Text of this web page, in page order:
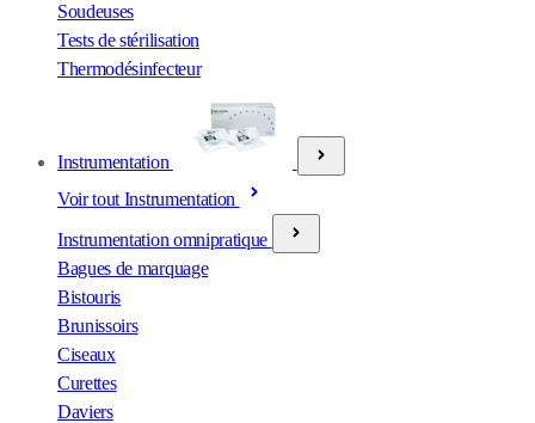
Soudeuses
Tests de stérilisation
Thermodésinfecteur
Instrumentation
Voir tout Instrumentation
Instrumentation omnipratique
Bagues de marquage
Bistouris
Brunissoirs
Ciseaux
Curettes
Daviers